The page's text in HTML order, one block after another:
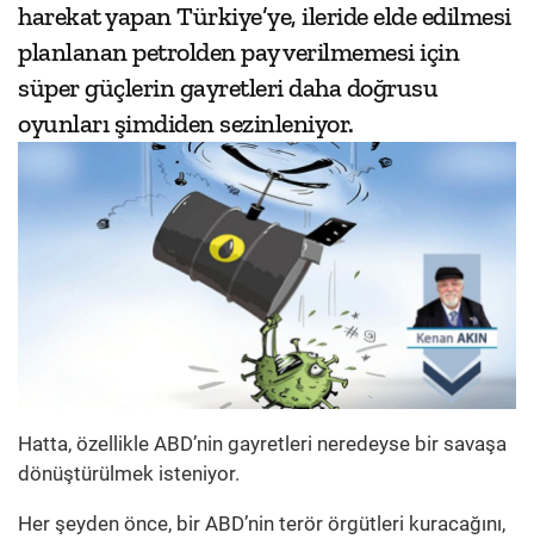
harekat yapan Türkiye’ye, ileride elde edilmesi
planlanan petrolden pay verilmemesi için
süper güçlerin gayretleri daha doğrusu
oyunları şimdiden sezinleniyor.
Hatta, özellikle ABD’nin gayretleri neredeyse bir savaşa
dönüştürülmek isteniyor.
Her şeyden önce, bir ABD’nin terör örgütleri kuracağını,